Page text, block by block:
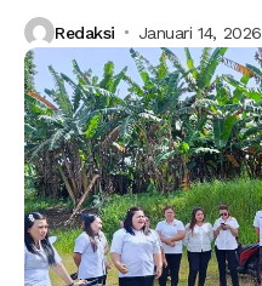
Redaksi Januari 14, 2026